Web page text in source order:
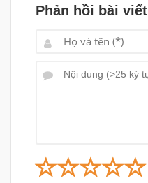
Phản hồi bài viết